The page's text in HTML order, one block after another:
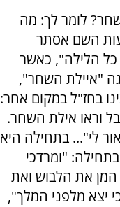
לומר לך: מה
השם אסתר
כל הלילה", כאשר
"איילת השחר",
בחז"ל במקום אחר:
וראו אילת השחר.
לי"... בתחילה היא
"ומרדכי
את הלבוש ואת
יצא מלפני המלך",